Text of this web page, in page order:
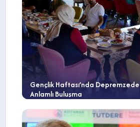
Gençlik Haftası’nda
Anlamlı Buluşma